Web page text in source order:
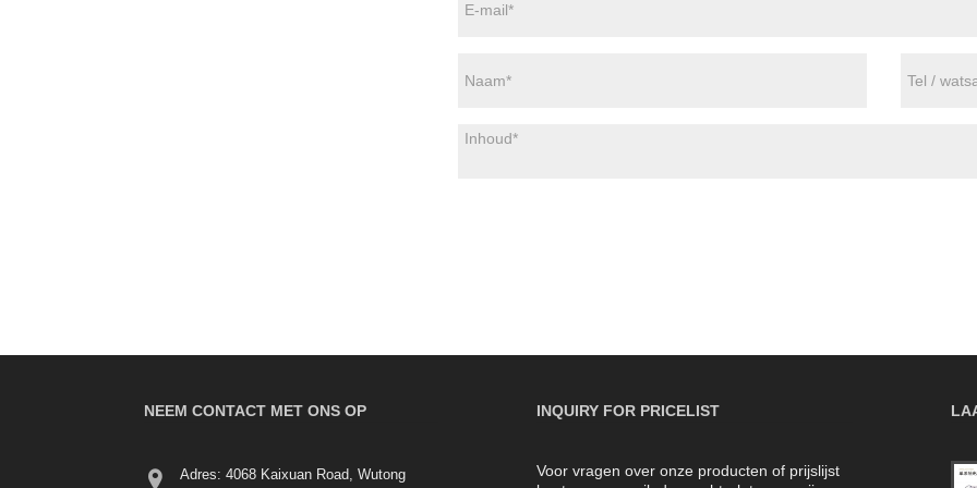
NEEM CONTACT MET ONS OP
Adres: 4068 Kaixuan Road, Wutong
INQUIRY FOR PRICELIST
Voor vragen over onze producten of prijslijst
Het verschil tussen enkele en dubbele